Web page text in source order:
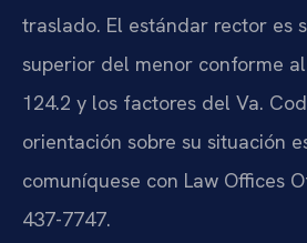
traslado. El estándar rector es
superior del menor conforme
124.2 y los factores del Va.
orientación sobre su situación
comuníquese con Law Offices
437-7747.